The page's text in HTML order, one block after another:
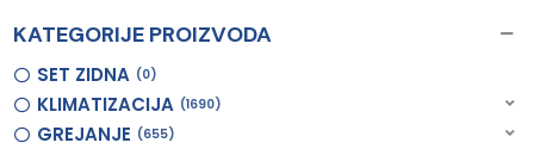
KATEGORIJE PROIZVODA
SET ZIDNA 0
KLIMATIZACIJA 1690
GREJANJE 655